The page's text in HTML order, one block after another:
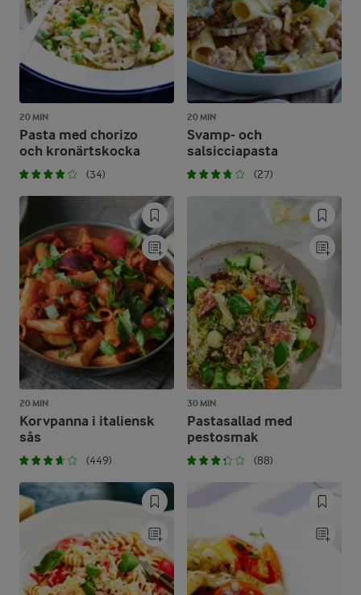
20 MIN
Pasta med chorizo
och kronärtskocka
(34)
20 MIN
Svamp- och
salsicciapasta
(27)
20 MIN
Korvpanna i italiensk
sås
(449)
30 MIN
Pastasallad med
pestosmak
(88)